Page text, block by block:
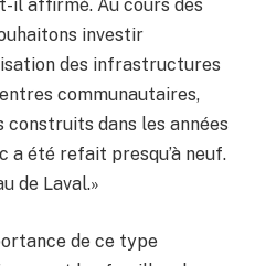
il affirmé. Au cours des
investir
des infrastructures
communautaires,
construits dans les années
a été refait presqu’à neuf.
de Laval.»
de ce type